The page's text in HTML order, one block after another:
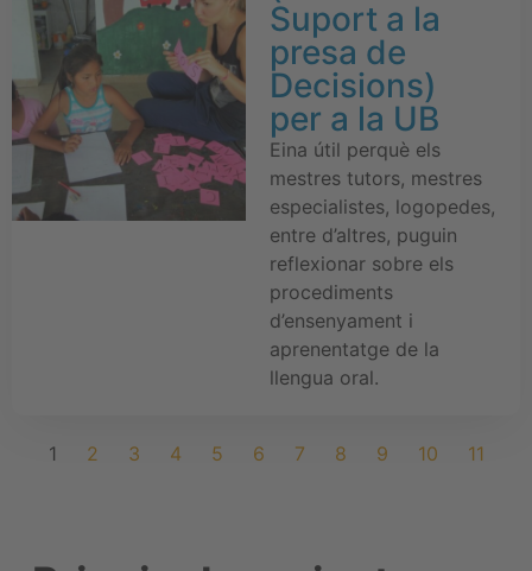
Suport a la
presa de
Decisions)
per a la UB
Eina útil perquè els
mestres tutors, mestres
especialistes, logopedes,
entre d’altres, puguin
reflexionar sobre els
procediments
d’ensenyament i
aprenentatge de la
llengua oral.
1 2 3 4 5 6 7 8 9 10 11